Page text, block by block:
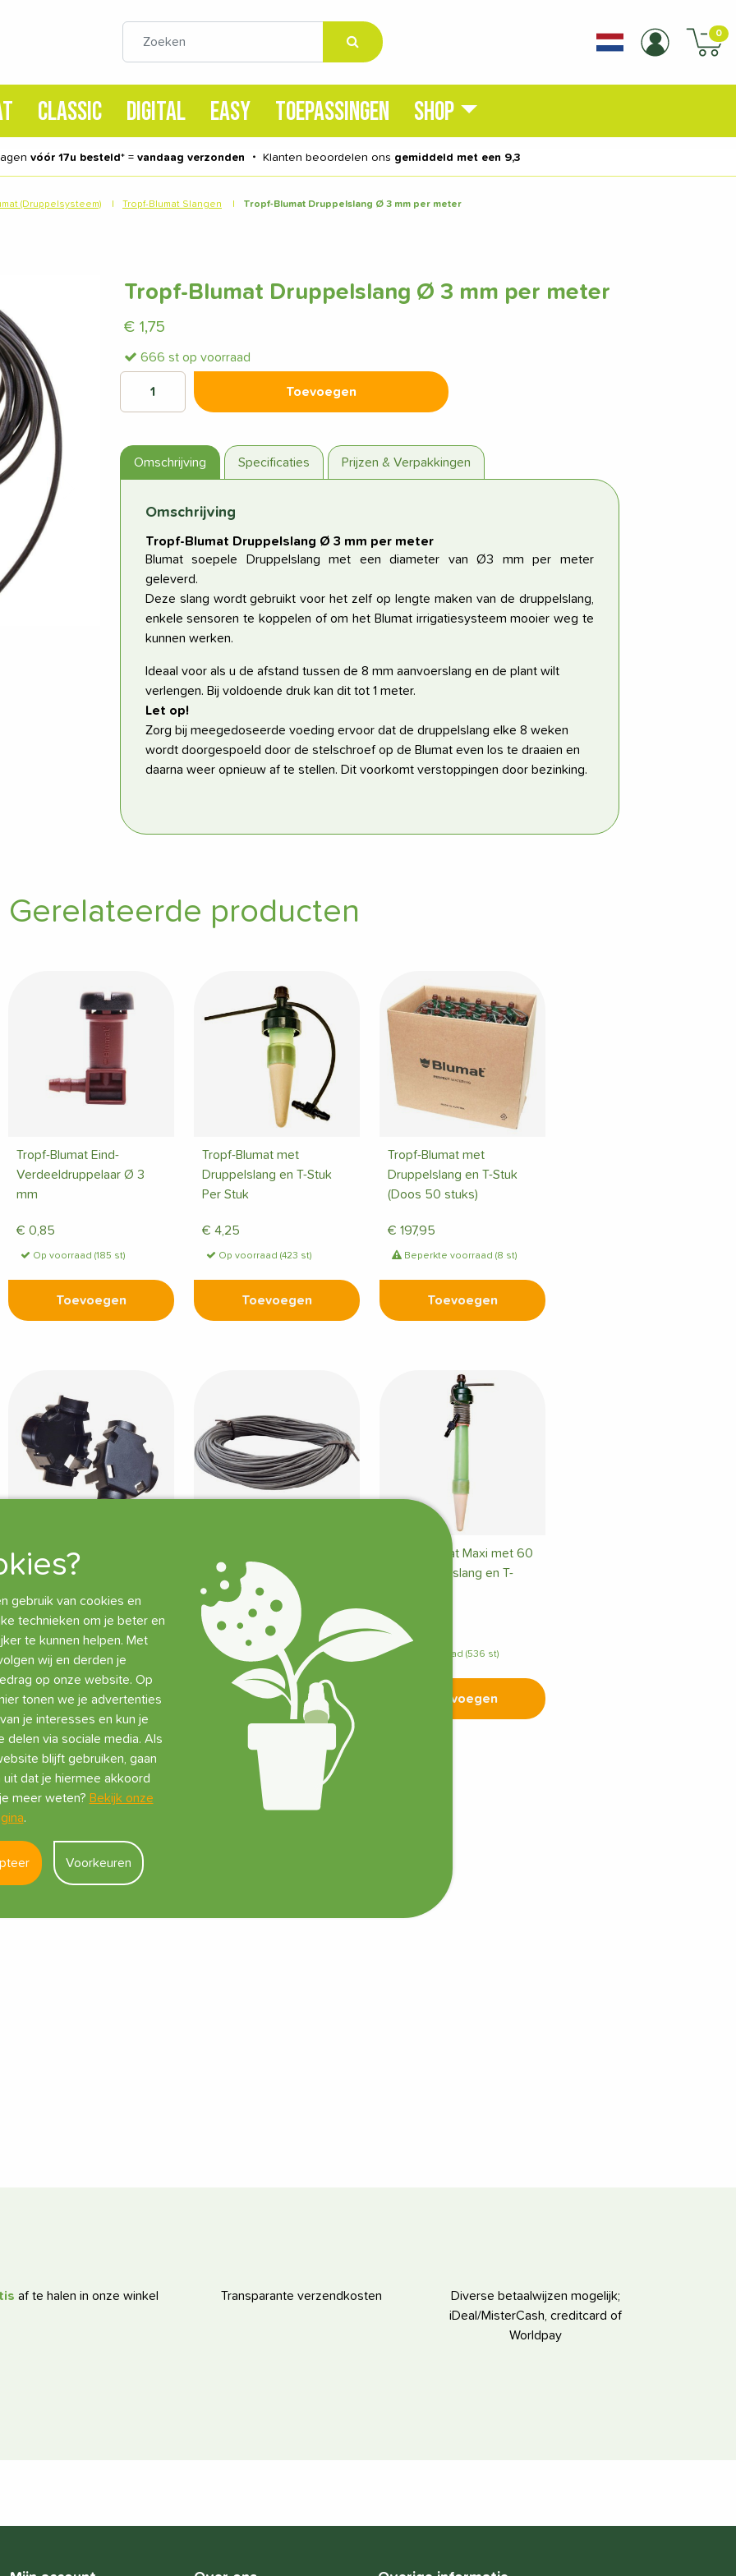
gebruik van cookies en
technieken om je beter en
te kunnen helpen. Met
wij en derden je
op onze website. Op
tonen we je advertenties
je interesses en kun je
delen via sociale media. Als
blijft gebruiken, gaan
uit dat je hiermee akkoord
meer weten? Bekijk onze
.
Voorkeuren
0
CLASSIC DIGITAL EASY TOEPASSINGEN SHOP
vóór 17u besteld* = vandaag verzonden ・ Klanten beoordelen ons gemiddeld met een 9,3
(Druppelsysteem) Tropf-Blumat Slangen Tropf-Blumat Druppelslang Ø 3 mm per meter
Tropf-Blumat Druppelslang Ø 3 mm per meter
€ 1,75
666 st op voorraad
Toevoegen
Omschrijving Specificaties Prijzen & Verpakkingen
Omschrijving
Tropf-Blumat Druppelslang Ø 3 mm per meter
Blumat soepele Druppelslang met een diameter van Ø3 mm per meter
geleverd.
Deze slang wordt gebruikt voor het zelf op lengte maken van de druppelslang,
enkele sensoren te koppelen of om het Blumat irrigatiesysteem mooier weg te
kunnen werken.
Ideaal voor als u de afstand tussen de 8 mm aanvoerslang en de plant wilt
verlengen. Bij voldoende druk kan dit tot 1 meter.
Let op!
Zorg bij meegedoseerde voeding ervoor dat de druppelslang elke 8 weken
wordt doorgespoeld door de stelschroef op de Blumat even los te draaien en
daarna weer opnieuw af te stellen. Dit voorkomt verstoppingen door bezinking.
Gerelateerde producten
Tropf-Blumat Eind-
Verdeeldruppelaar Ø 3
mm
€ 0,85
Op voorraad (185 st)
Toevoegen
Tropf-Blumat met
Druppelslang en T-Stuk
Per Stuk
€ 4,25
Op voorraad (423 st)
Toevoegen
Tropf-Blumat met
Druppelslang en T-Stuk
(Doos 50 stuks)
€ 197,95
Beperkte voorraad (8 st)
Toevoegen
Tropf-Blumat
Zekeringsklem voor Ø 8
mm en Ø 3 mm
Verbindingen
€ 0,70
Op voorraad (232 st)
Toevoegen
Ø 3 mm Rol 100 meter
€ 116,10
Beperkte voorraad (6 st)
Toevoegen
Tropf-Blumat Maxi met 60
cm Druppelslang en T-
€ 5,95
Op voorraad (536 st)
Toevoegen
af te halen in onze winkel Transparante verzendkosten
Diverse betaalwijzen mogelijk;
iDeal/MisterCash, creditcard of
Worldpay